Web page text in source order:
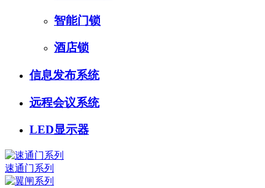
智能门锁
酒店锁
信息发布系统
远程会议系统
LED显示器
速通门系列